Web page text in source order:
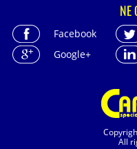
All
NE
Facebook
Google+